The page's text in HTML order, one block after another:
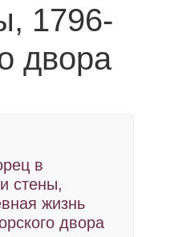
1796-
двора
в
стены,
жизнь
двора